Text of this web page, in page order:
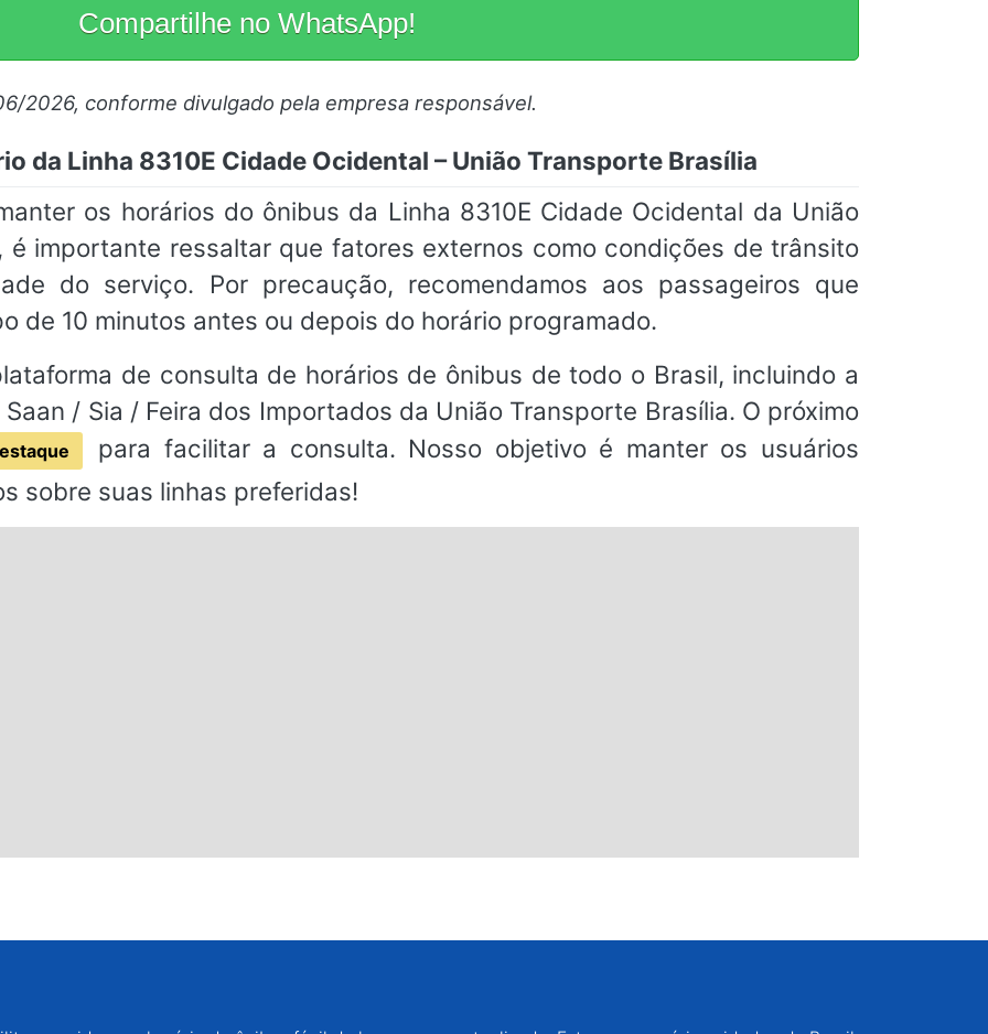
Compartilhe no WhatsApp!
2026, conforme divulgado pela empresa responsável.
da Linha 8310E Cidade Ocidental – União Transporte Brasília
os horários do ônibus da Linha 8310E Cidade Ocidental da União
é importante ressaltar que fatores externos como condições de trânsito
do serviço. Por precaução, recomendamos aos passageiros que
de 10 minutos antes ou depois do horário programado.
de consulta de horários de ônibus de todo o Brasil, incluindo a
/ Sia / Feira dos Importados da União Transporte Brasília. O próximo
para facilitar a consulta. Nosso objetivo é manter os usuários
sobre suas linhas preferidas!